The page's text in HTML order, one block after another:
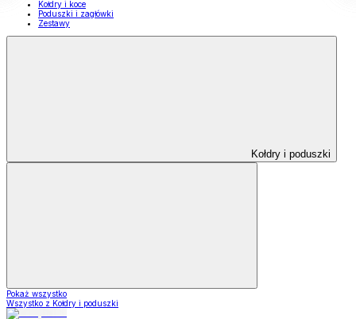
Kołdry i koce
Poduszki i zagłówki
Zestawy
Kołdry i poduszki
Pokaż wszystko
Wszystko z Kołdry i poduszki